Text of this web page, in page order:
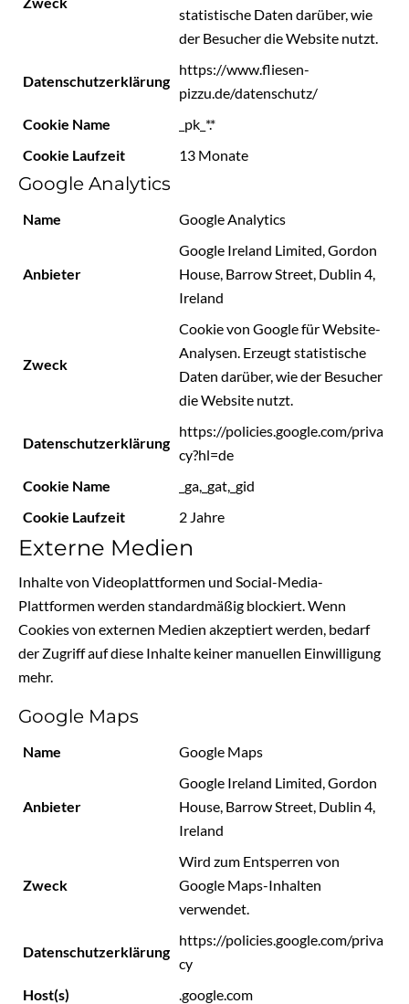
statistische Daten darüber, wie
der Besucher die Website nutzt.
Datenschutzerklärung
https://www.fliesen-
pizzu.de/datenschutz/
Cookie Name
_pk_*.*
Cookie Laufzeit
13 Monate
Google Analytics
Name Google Analytics
Anbieter
Google Ireland Limited, Gordon
House, Barrow Street, Dublin 4,
Ireland
Zweck
Cookie von Google für Website-
Analysen. Erzeugt statistische
Daten darüber, wie der Besucher
die Website nutzt.
Datenschutzerklärung
https://policies.google.com/priva
cy?hl=de
Cookie Name
_ga,_gat,_gid
Cookie Laufzeit
2 Jahre
Externe Medien
Inhalte von Videoplattformen und Social-Media-
Plattformen werden standardmäßig blockiert. Wenn
Cookies von externen Medien akzeptiert werden, bedarf
der Zugriff auf diese Inhalte keiner manuellen Einwilligung
mehr.
Google Maps
Name Google Maps
Anbieter
Google Ireland Limited, Gordon
House, Barrow Street, Dublin 4,
Ireland
Zweck
Wird zum Entsperren von
Google Maps-Inhalten
verwendet.
Datenschutzerklärung
https://policies.google.com/priva
cy
Host(s)
.google.com